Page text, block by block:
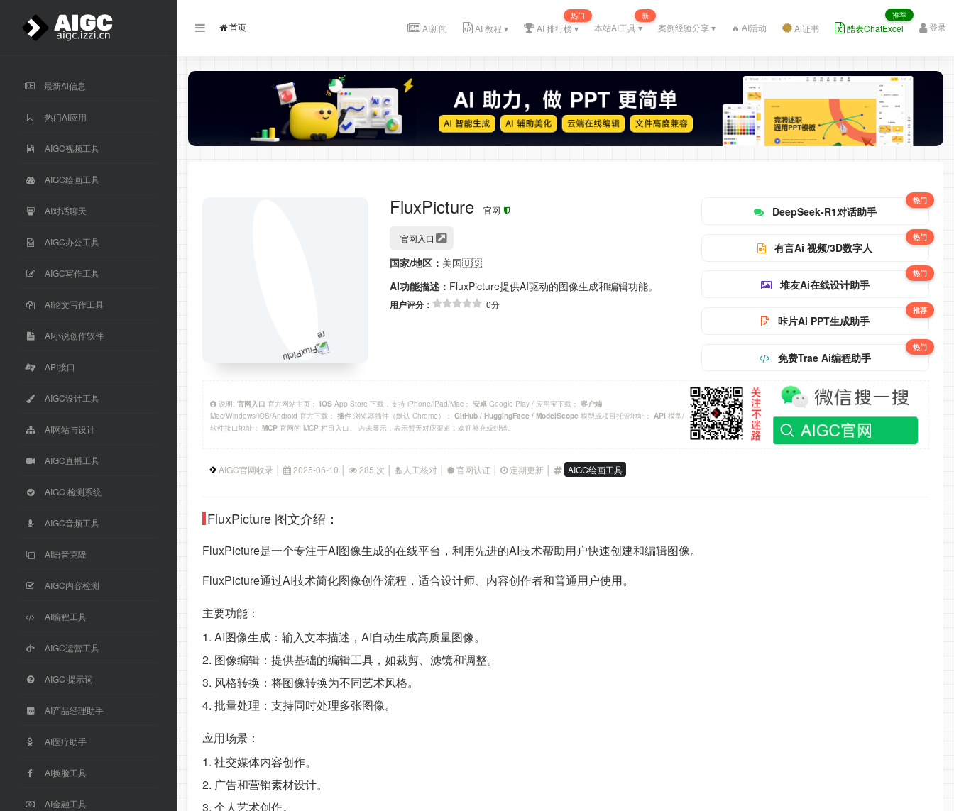
最新Ai信息
热门AI应用
AIGC视频工具
AIGC绘画工具
AI对话聊天
AIGC办公工具
AIGC写作工具
AI论文写作工具
AI小说创作软件
API接口
AIGC设计工具
AI网站与设计
AIGC直播工具
AIGC 检测系统
AIGC音频工具
AI语音克隆
AIGC内容检测
AI编程工具
AIGC运营工具
AIGC 提示词
AI产品经理助手
AI医疗助手
AI换脸工具
AI金融工具
首页 AI新闻 AI 教程 ▾ AI 排行榜 ▾
热门
本站AI工具 ▾
新
案例经验分享 ▾ 🔥 AI活动 Ai证书 酷表ChatExcel
推荐
登录
FluxPicture 官网
官网入口
国家/地区： 美国🇺🇸
AI功能描述： FluxPicture提供AI驱动的图像生成和编辑功能。
用户评分： 0分
DeepSeek-R1对话助手
热门
有言Ai 视频/3D数字人
热门
堆友Ai在线设计助手
热门
咔片Ai PPT生成助手
推荐
免费Trae Ai编程助手
热门
说明: 官网入口 官方网站主页； IOS App Store 下载，支持 iPhone/iPad/Mac； 安卓 Google Play / 应用宝下载； 客户端
Mac/Windows/iOS/Android 官方下载； 插件 浏览器插件（默认 Chrome）； GitHub / HuggingFace / ModelScope 模型或项目托管地址； API 模型/
软件接口地址； MCP 官网的 MCP 栏目入口。 若未显示，表示暂无对应渠道，欢迎补充或纠错。
AIGC官网收录 │ 2025-06-10 │ 285 次 │ 人工核对 │ 官网认证 │ 定期更新 │ AIGC绘画工具
FluxPicture 图文介绍：
FluxPicture是一个专注于AI图像生成的在线平台，利用先进的AI技术帮助用户快速创建和编辑图像。
FluxPicture通过AI技术简化图像创作流程，适合设计师、内容创作者和普通用户使用。
主要功能：
1. AI图像生成：输入文本描述，AI自动生成高质量图像。
2. 图像编辑：提供基础的编辑工具，如裁剪、滤镜和调整。
3. 风格转换：将图像转换为不同艺术风格。
4. 批量处理：支持同时处理多张图像。
应用场景：
1. 社交媒体内容创作。
2. 广告和营销素材设计。
3. 个人艺术创作。